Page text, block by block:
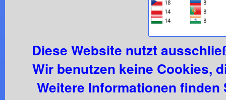
Diese Website nutzt
Wir benutzen keine Cookies,
Weitere Informationen